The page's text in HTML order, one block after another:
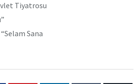
Tiyatrosu
Sana